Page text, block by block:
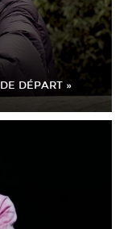
DÉPART »